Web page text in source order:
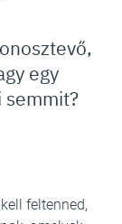
egy
semmit?
feltenned,